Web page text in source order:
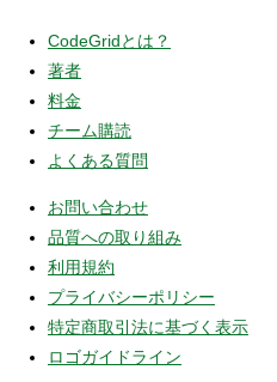
CodeGridとは？
著者
料金
チーム購読
よくある質問
お問い合わせ
品質への取り組み
利用規約
プライバシーポリシー
特定商取引法に基づく表示
ロゴガイドライン